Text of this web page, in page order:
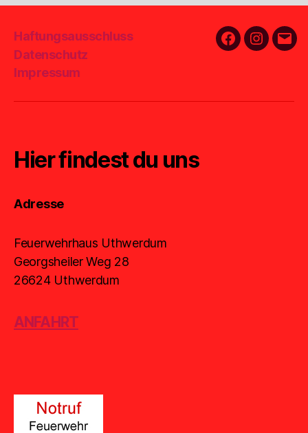
Haftungsausschluss
Datenschutz
Impressum
FacebookE-
Hier findest du uns
Adresse
Feuerwehrhaus Uthwerdum
Georgsheiler Weg 28
26624 Uthwerdum
ANFAHRT